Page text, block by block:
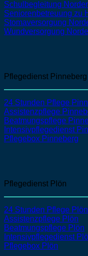
Schulbegleitung
Seniorenbetreuung zu
Stomaversorgung
Wundversorgung
Pflegedienst Pinneberg
24 Stunden Pflege
Assistenzpflege
Beatmungspflege
Intensivpflegedienst
Pflegebox Pinneberg
Pflegedienst Plön
24 Stunden Pflege Plön
Assistenzpflege Plön
Beatmungspflege Plön
Intensivpflegedienst
Pflegebox Plön